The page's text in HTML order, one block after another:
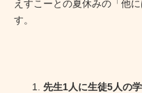
えすこーとの夏休みの「他
す。
先生1人に生徒5人の